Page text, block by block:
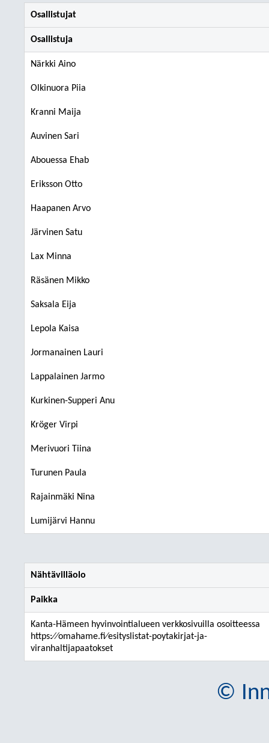
Osallistujat
Osallistuja
Närkki Aino
Olkinuora Piia
Kranni Maija
Auvinen Sari
Abouessa Ehab
Eriksson Otto
Haapanen Arvo
Järvinen Satu
Lax Minna
Räsänen Mikko
Saksala Eija
Lepola Kaisa
Jormanainen Lauri
Lappalainen Jarmo
Kurkinen-Supperi Anu
Kröger Virpi
Merivuori Tiina
Turunen Paula
Rajainmäki Nina
Lumijärvi Hannu
Nähtävilläolo
Paikka
Kanta-Hämeen hyvinvointialueen verkkosivuilla osoitteessa
https:⁄⁄omahame.fi⁄esityslistat-poytakirjat-ja-
viranhaltijapaatokset
©